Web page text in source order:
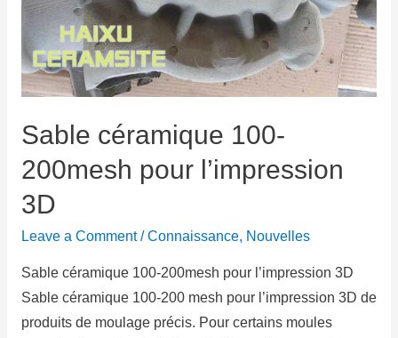
Sable céramique 100-
200mesh pour l’impression
3D
Leave a Comment /Connaissance, Nouvelles
Sable céramique 100-200mesh pour l’impression 3D
Sable céramique 100-200 mesh pour l’impression 3D de
produits de moulage précis. Pour certains moules